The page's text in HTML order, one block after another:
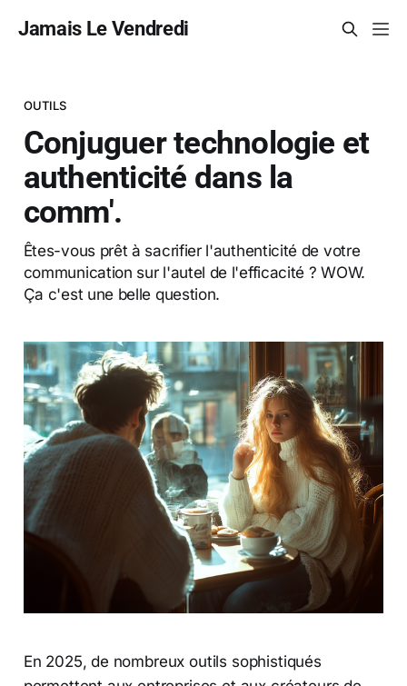
Jamais Le Vendredi
OUTILS
Conjuguer technologie et
authenticité dans la
comm'.
Êtes-vous prêt à sacrifier l'authenticité de votre
communication sur l'autel de l'efficacité ? WOW.
Ça c'est une belle question.
En 2025, de nombreux outils sophistiqués